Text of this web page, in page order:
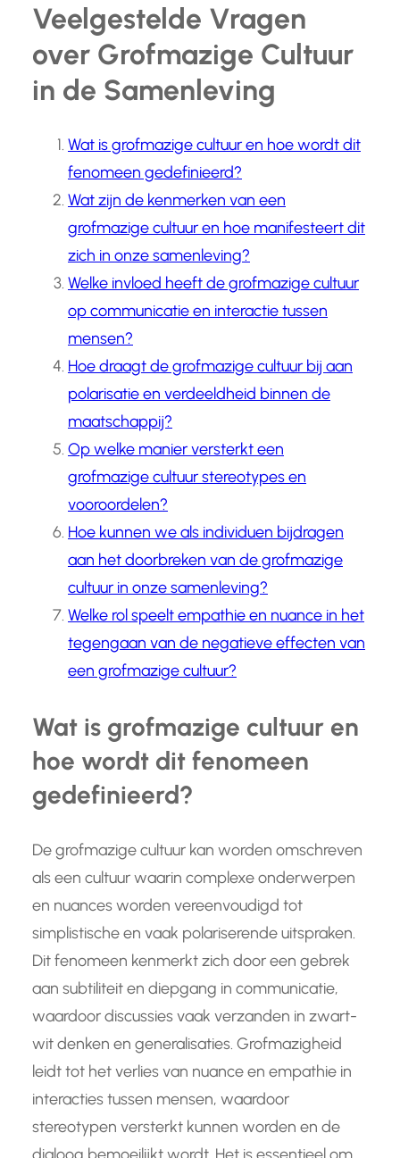
Veelgestelde Vragen
over Grofmazige Cultuur
in de Samenleving
Wat is grofmazige cultuur en hoe wordt dit
fenomeen gedefinieerd?
Wat zijn de kenmerken van een
grofmazige cultuur en hoe manifesteert dit
zich in onze samenleving?
Welke invloed heeft de grofmazige cultuur
op communicatie en interactie tussen
mensen?
Hoe draagt de grofmazige cultuur bij aan
polarisatie en verdeeldheid binnen de
maatschappij?
Op welke manier versterkt een
grofmazige cultuur stereotypes en
vooroordelen?
Hoe kunnen we als individuen bijdragen
aan het doorbreken van de grofmazige
cultuur in onze samenleving?
Welke rol speelt empathie en nuance in het
tegengaan van de negatieve effecten van
een grofmazige cultuur?
Wat is grofmazige cultuur en
hoe wordt dit fenomeen
gedefinieerd?
De grofmazige cultuur kan worden omschreven
als een cultuur waarin complexe onderwerpen
en nuances worden vereenvoudigd tot
simplistische en vaak polariserende uitspraken.
Dit fenomeen kenmerkt zich door een gebrek
aan subtiliteit en diepgang in communicatie,
waardoor discussies vaak verzanden in zwart-
wit denken en generalisaties. Grofmazigheid
leidt tot het verlies van nuance en empathie in
interacties tussen mensen, waardoor
stereotypen versterkt kunnen worden en de